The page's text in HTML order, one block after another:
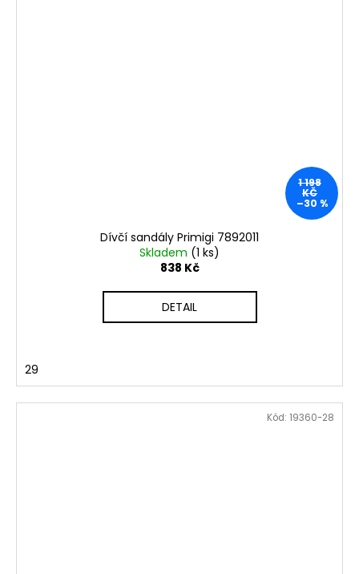
1 198
KČ
–30 %
Dívčí sandály Primigi 7892011
Skladem (1 ks)
838 Kč
DETAIL
29
Kód: 19360-28